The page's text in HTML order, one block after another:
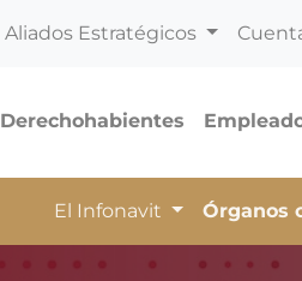
Aliados Estratégicos
Derechohabientes
El Infonavit Órganos